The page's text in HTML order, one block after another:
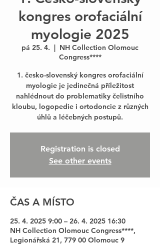
kongres orofaciální
myologie 2025
pá 25. 4.
  |
NH Collection Olomouc
Congress****
1. česko-slovenský kongres orofaciální
myologie je jedinečná příležitost
nahlédnout do problematiky čelistního
kloubu, logopedie i ortodoncie z různých
úhlů a léčebných postupů.
Registration is closed
See other events
ČAS A MÍSTO
25. 4. 2025 9:00 – 26. 4. 2025 16:30
NH Collection Olomouc Congress****,
Legionářská 21, 779 00 Olomouc 9